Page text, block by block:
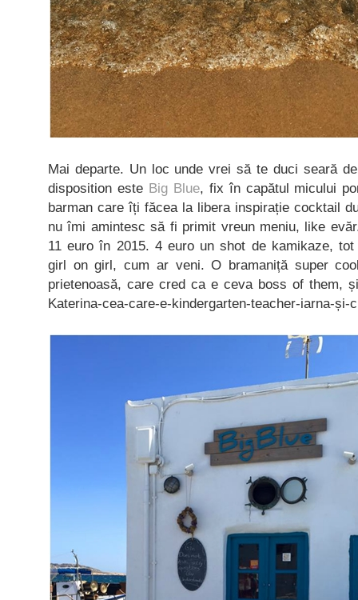
Mai departe. Un loc unde vrei să te duci seară
disposition este Big Blue, fix în capătul micului
barman care îți făcea la libera inspirație cocktail
nu îmi amintesc să fi primit vreun meniu, like
11 euro în 2015. 4 euro un shot de kamikaze,
girl on girl, cum ar veni. O bramaniță super
prietenoasă, care cred ca e ceva boss of them,
Katerina-cea-care-e-kindergarten-teacher-iarna-și-